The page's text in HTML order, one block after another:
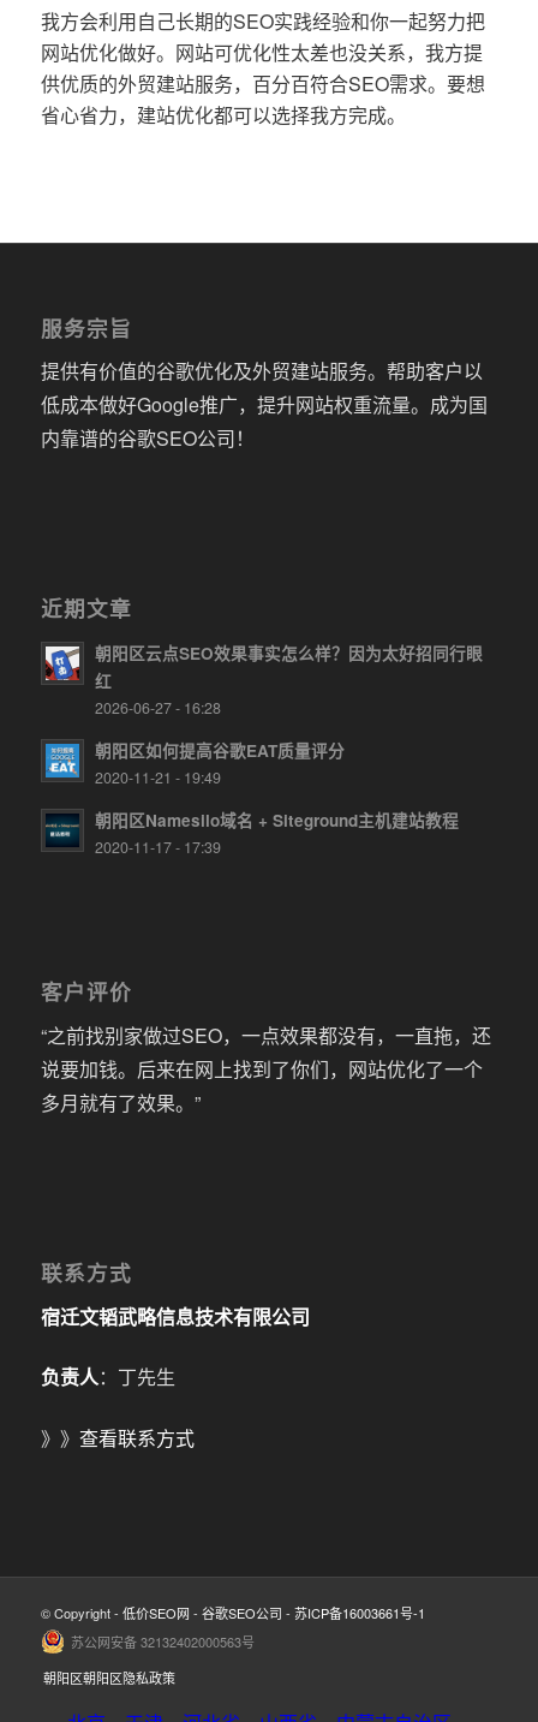
我方会利用自己长期的SEO实践经验和你一起努力把
网站优化做好。网站可优化性太差也没关系，我方提
供优质的外贸建站服务，百分百符合SEO需求。要想
省心省力，建站优化都可以选择我方完成。
服务宗旨
提供有价值的谷歌优化及外贸建站服务。帮助客户以
低成本做好Google推广，提升网站权重流量。成为国
内靠谱的谷歌SEO公司！
近期文章
朝阳区云点SEO效果事实怎么样？因为太好招同行眼
红
2026-06-27 - 16:28
朝阳区如何提高谷歌EAT质量评分
2020-11-21 - 19:49
朝阳区Namesilo域名 + Siteground主机建站教程
2020-11-17 - 17:39
客户评价
“之前找别家做过SEO，一点效果都没有，一直拖，还
说要加钱。后来在网上找到了你们，网站优化了一个
多月就有了效果。”
联系方式
宿迁文韬武略信息技术有限公司
负责人：丁先生
》》 查看联系方式
© Copyright - 低价SEO网 - 谷歌SEO公司 - 苏ICP备16003661号-1
苏公网安备 32132402000563号
朝阳区朝阳区隐私政策